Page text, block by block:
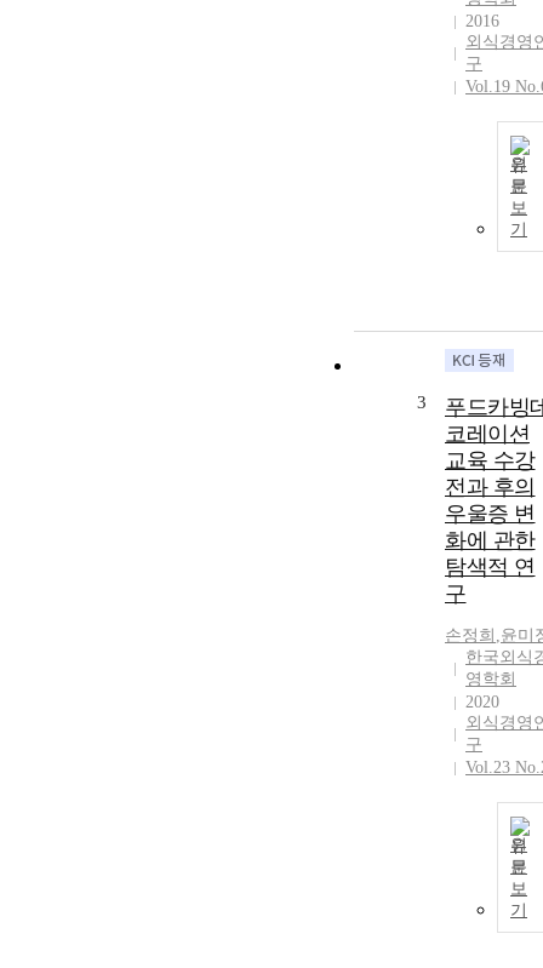
2016
외식경영
구
Vol.19
원
문
보
기
3
푸드카빙
코레이션
교육 수강
전과 후의
우울증 변
화에 관한
탐색적 연
구
손정희 ,윤미
한국외식
영학회
2020
외식경영
구
Vol.23
원
문
보
기